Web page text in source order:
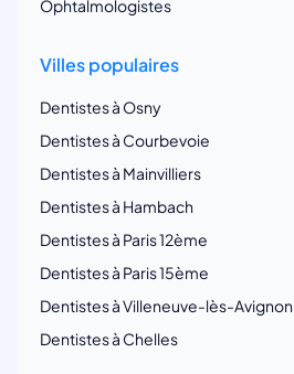
Ophtalmologistes
Villes populaires
Dentistes à Osny
Dentistes à Courbevoie
Dentistes à Mainvilliers
Dentistes à Hambach
Dentistes à Paris 12ème
Dentistes à Paris 15ème
Dentistes à Villeneuve-lès-Avignon
Dentistes à Chelles